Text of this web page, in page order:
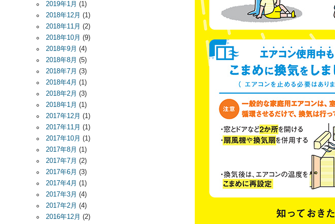
2019年1月 (1)
2018年12月 (1)
2018年11月 (2)
2018年10月 (9)
2018年9月 (4)
2018年8月 (5)
2018年7月 (3)
2018年4月 (1)
2018年2月 (3)
2018年1月 (1)
2017年12月 (1)
2017年11月 (1)
2017年10月 (1)
2017年8月 (1)
2017年7月 (2)
2017年6月 (3)
2017年4月 (1)
2017年3月 (4)
2017年2月 (4)
2016年12月 (2)